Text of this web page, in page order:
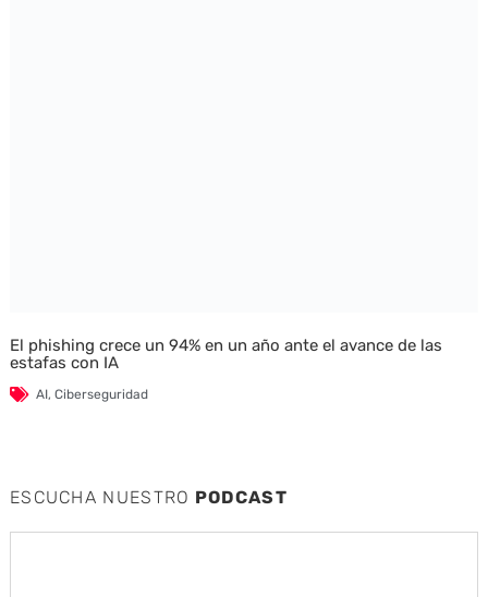
El phishing crece un 94% en un año ante el avance de las
estafas con IA
AI, Ciberseguridad
ESCUCHA NUESTRO PODCAST